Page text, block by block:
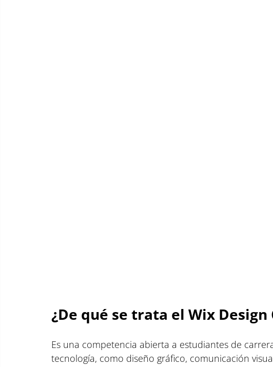
¿De qué se trata el Wix Design
Es una competencia abierta a estudiantes de
tecnología, como diseño gráfico, comunicación